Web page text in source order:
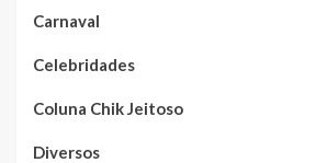
Carnaval
Celebridades
Coluna Chik Jeitoso
Diversos